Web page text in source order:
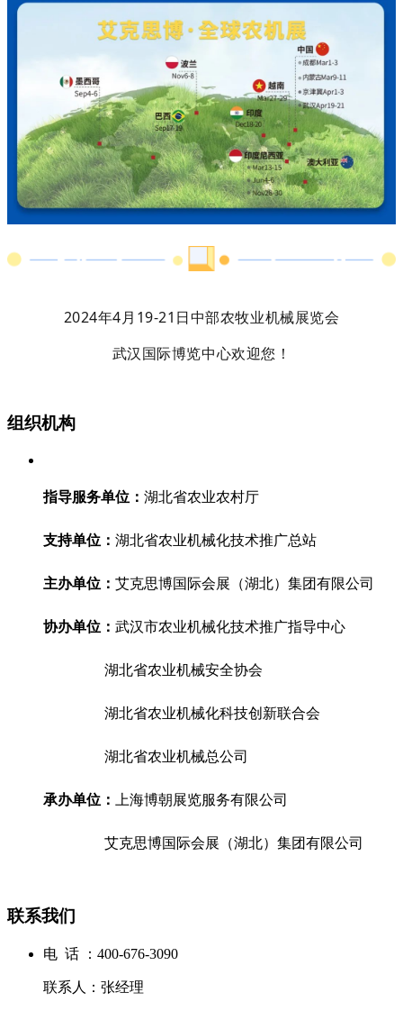
2024年4月19-21日中部农牧业机械展览会
武汉国际博览中心欢迎您！
组织机构
指导服务单位： 湖北省农业农村厅
支持单位： 湖北省农业机械化技术推广总站
主办单位： 艾克思博国际会展（湖北）集团有限公司
协办单位： 武汉市农业机械化技术推广指导中心
湖北省农业机械安全协会
湖北省农业机械化科技创新联合会
湖北省农业机械总公司
承办单位： 上海博朝展览服务有限公司
艾克思博国际会展（湖北）集团有限公司
联系我们
电 话 ：400-676-3090
联系人：张经理